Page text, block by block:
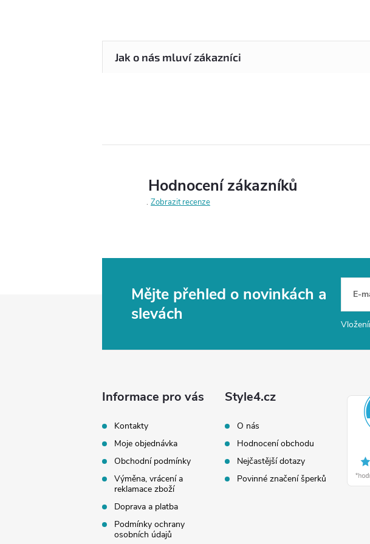
Hodnocení zákazníků
Zobrazit recenze
Mějte přehled o novinkách a
slevách
E-
Informace pro vás
Kontakty
Moje objednávka
Obchodní podmínky
Výměna, vrácení a
reklamace zboží
Doprava a platba
Podmínky ochrany
osobních údajů
Style4.cz
O nás
Hodnocení obchodu
Nejčastější dotazy
Povinné značení šperků